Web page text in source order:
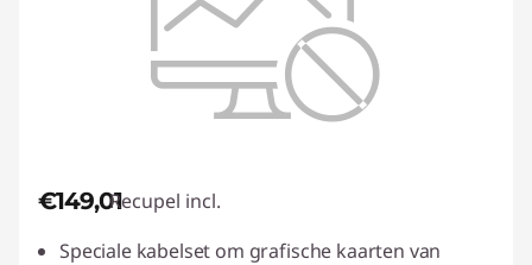
€149,01Recupel incl.
Speciale kabelset om grafische kaarten van